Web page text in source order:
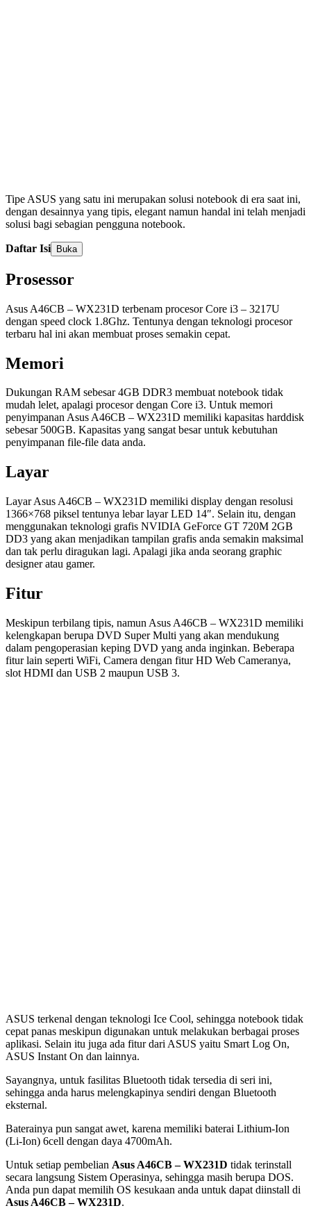
Tipe ASUS yang satu ini merupakan solusi notebook di era saat ini,
dengan desainnya yang tipis, elegant namun handal ini telah menjadi
solusi bagi sebagian pengguna notebook.
Daftar Isi Buka
Prosessor
Asus A46CB – WX231D terbenam procesor Core i3 – 3217U
dengan speed clock 1.8Ghz. Tentunya dengan teknologi procesor
terbaru hal ini akan membuat proses semakin cepat.
Memori
Dukungan RAM sebesar 4GB DDR3 membuat notebook tidak
mudah lelet, apalagi procesor dengan Core i3. Untuk memori
penyimpanan Asus A46CB – WX231D memiliki kapasitas harddisk
sebesar 500GB. Kapasitas yang sangat besar untuk kebutuhan
penyimpanan file-file data anda.
Layar
Layar Asus A46CB – WX231D memiliki display dengan resolusi
1366×768 piksel tentunya lebar layar LED 14″. Selain itu, dengan
menggunakan teknologi grafis NVIDIA GeForce GT 720M 2GB
DD3 yang akan menjadikan tampilan grafis anda semakin maksimal
dan tak perlu diragukan lagi. Apalagi jika anda seorang graphic
designer atau gamer.
Fitur
Meskipun terbilang tipis, namun Asus A46CB – WX231D memiliki
kelengkapan berupa DVD Super Multi yang akan mendukung
dalam pengoperasian keping DVD yang anda inginkan. Beberapa
fitur lain seperti WiFi, Camera dengan fitur HD Web Cameranya,
slot HDMI dan USB 2 maupun USB 3.
ASUS terkenal dengan teknologi Ice Cool, sehingga notebook tidak
cepat panas meskipun digunakan untuk melakukan berbagai proses
aplikasi. Selain itu juga ada fitur dari ASUS yaitu Smart Log On,
ASUS Instant On dan lainnya.
Sayangnya, untuk fasilitas Bluetooth tidak tersedia di seri ini,
sehingga anda harus melengkapinya sendiri dengan Bluetooth
eksternal.
Baterainya pun sangat awet, karena memiliki baterai Lithium-Ion
(Li-Ion) 6cell dengan daya 4700mAh.
Untuk setiap pembelian Asus A46CB – WX231D tidak terinstall
secara langsung Sistem Operasinya, sehingga masih berupa DOS.
Anda pun dapat memilih OS kesukaan anda untuk dapat diinstall di
Asus A46CB – WX231D.